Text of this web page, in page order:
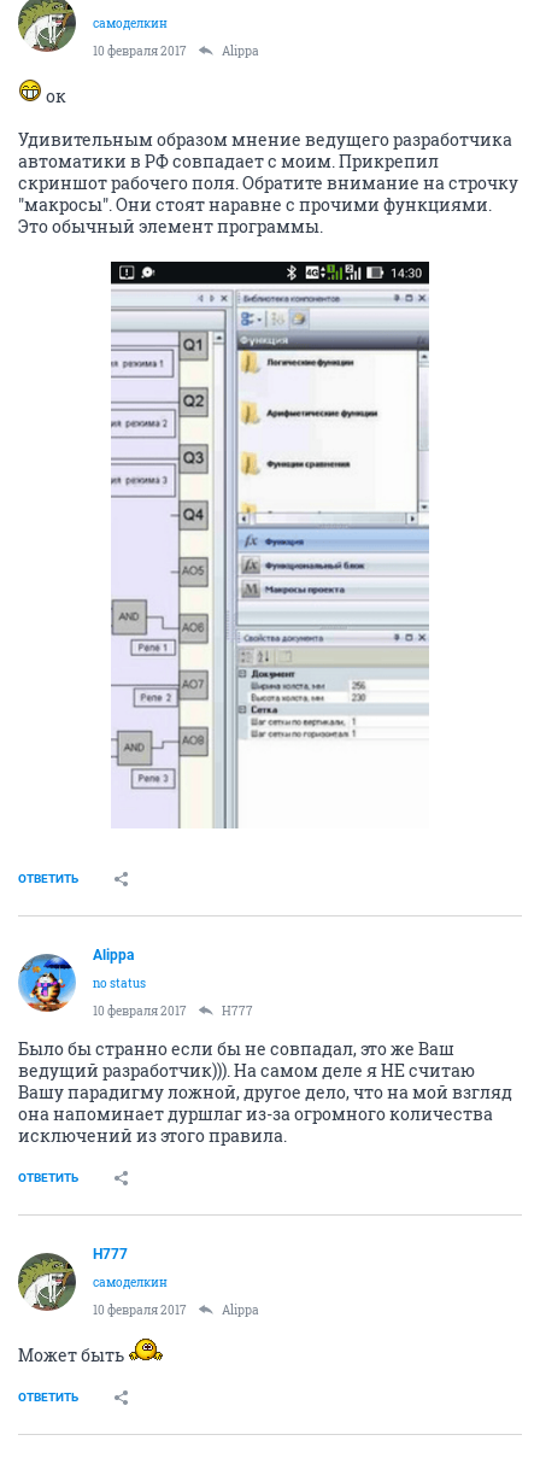
самоделкин
10 февраля 2017
Alippa
ок
Удивительным образом мнение ведущего разработчика
автоматики в РФ совпадает с моим. Прикрепил
скриншот рабочего поля. Обратите внимание на строчку
"макросы". Они стоят наравне с прочими функциями.
Это обычный элемент программы.
ОТВЕТИТЬ
Alippa
no status
10 февраля 2017
H777
Было бы странно если бы не совпадал, это же Ваш
ведущий разработчик))). На самом деле я НЕ считаю
Вашу парадигму ложной, другое дело, что на мой взгляд
она напоминает дуршлаг из-за огромного количества
исключений из этого правила.
ОТВЕТИТЬ
H777
самоделкин
10 февраля 2017
Alippa
Может быть
ОТВЕТИТЬ